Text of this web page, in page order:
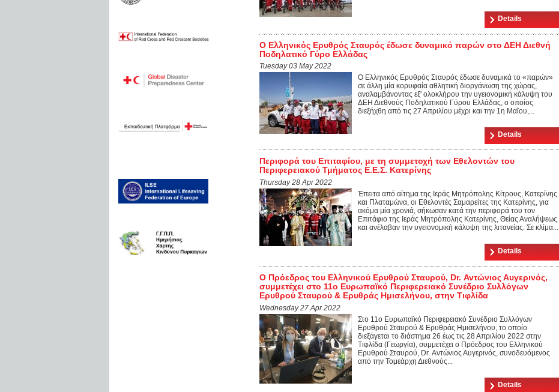
Details
Ο Ελληνικός Ερυθρός Σταυρός έδωσε δυναμικό παρών στο ΔΕΗ Διεθνή
Ποδηλατικό Γύρο Ελλάδας
Tuesday 03 May 2022
Ο Ελληνικός Ερυθρός Σταυρός έδωσε δυναμικά το «παρών»
σε άλλη μία κορυφαία αθλητική διοργάνωση της χώρας,
αναλαμβάνοντας εξ' ολοκλήρου την υγειονομική κάλυψη του
ΔΕΗ Διεθνούς Ποδηλατικού Γύρου Ελλάδας, ο οποίος
διεξήχθη από τις 27 Απριλίου μέχρι και την 1η Μαΐου,...
Details
Περιφορά του Επιταφίου, με τη συμμετοχή των Εθελοντών του
Περιφερειακού Τμήματος Ε.Ε.Σ. Κατερίνης
Thursday 28 Apr 2022
Έπειτα από αίτημα της Ιεράς Μητρόπολης Κίτρους, Κατερίνης
και Πλαταμώνα, οι Εθελοντές Σαμαρείτες της Κατερίνης, για
ακόμα μία χρονιά, σήκωσαν κατά την περιφορά του τον
Επιτάφιο της Ιεράς Μητρόπολης Κατερίνης, Θείας Αναλήψεως
και ανέλαβαν την υγειονομική κάλυψη της λιτανείας. Σε κλίμα...
Details
Ο Πρόεδρος του Ελληνικού Ερυθρού Σταυρού, Dr. Αντώνιος Αυγερινός,
συμμετέχει στο 11o Ευρωπαϊκό Περιφερειακό Συνέδριο Συλλόγων
Ερυθρού Σταυρού & Ερυθράς Ημισελήνου, στην Τιφλίδα
Wednesday 27 Apr 2022
Στο 11o Ευρωπαϊκό Περιφερειακό Συνέδριο Συλλόγων
Ερυθρού Σταυρού & Ερυθράς Ημισελήνου, το οποίο
διεξάγεται το διάστημα 26 έως τις 28 Απριλίου 2022 στην
Τιφλίδα (Γεωργία), συμμετέχει ο Πρόεδρος του Ελληνικού
Ερυθρού Σταυρού, Dr. Αντώνιος Αυγερινός, συνοδευόμενος
από την Τομεάρχη Διεθνούς...
Details